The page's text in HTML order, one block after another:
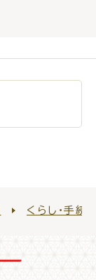
くらし・手続